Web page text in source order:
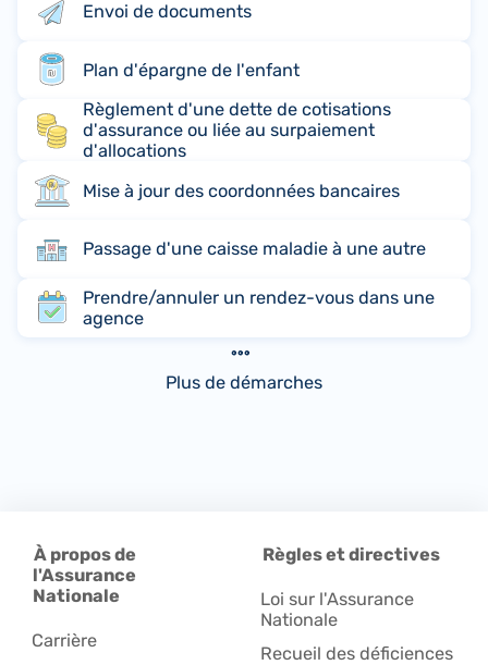
Envoi de documents
Plan d'épargne de l'enfant
Règlement d'une dette de cotisations
d'assurance ou liée au surpaiement
d'allocations
Mise à jour des coordonnées bancaires
Passage d'une caisse maladie à une autre
Prendre/annuler un rendez-vous dans une
agence
Plus de démarches
À propos de
l'Assurance
Nationale
Carrière
Règles et directives
Loi sur l'Assurance
Nationale
Recueil des déficiences